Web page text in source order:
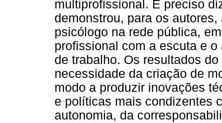
multiprofissional. É preciso
demonstrou, para os
psicólogo na rede pública,
profissional com a escuta e
de trabalho. Os resultados
necessidade da criação de
modo a produzir inovações
e políticas mais condizentes
autonomia, da